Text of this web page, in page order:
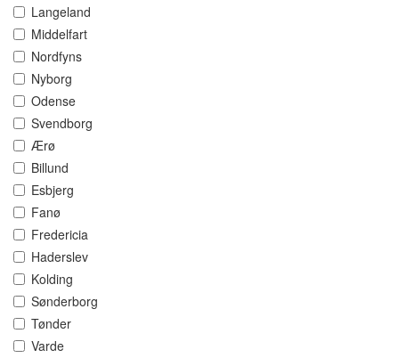
Langeland
Middelfart
Nordfyns
Nyborg
Odense
Svendborg
Ærø
Billund
Esbjerg
Fanø
Fredericia
Haderslev
Kolding
Sønderborg
Tønder
Varde